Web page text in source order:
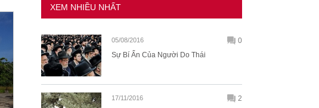
XEM NHIỀU NHẤT
05/08/2016
0
Sự Bí Ẩn Của Người Do Thái
17/11/2016
2